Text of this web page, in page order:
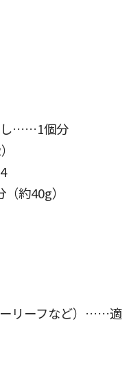
し……1個分
約40g）
ーリーフなど）……適